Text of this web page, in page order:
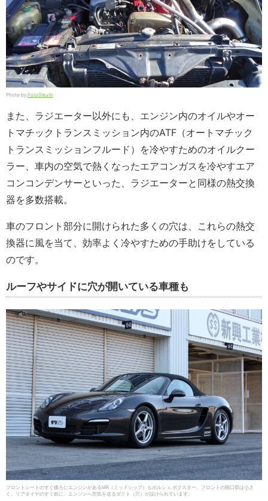
Photo by FotoSleuth
また、ラジエーター以外にも、エンジン内のオイルやオー
トマチックトランスミッション内のATF（オートマチック
トランスミッションフルード）を冷やすためのオイルクー
ラー、車内の空気で熱くなったエアコンガスを冷やすエア
コンコンデンサーといった、ラジエーターと同様の熱交換
器を多数搭載。
車のフロント部分に開けられた多くの穴は、これらの熱交
換器に風を当て、効率よく冷やすための手助けをしている
のです。
ルーフやサイドに穴が開いている車種も
フロントシートのすぐ後ろにエンジンがあるMR（ミッドシップ）もポルシェ ボクスター。フロントの開口部は小さ
く、リアタイヤのすぐ前に、エンジンへ空気を送るダクト（穴）が設けられています。